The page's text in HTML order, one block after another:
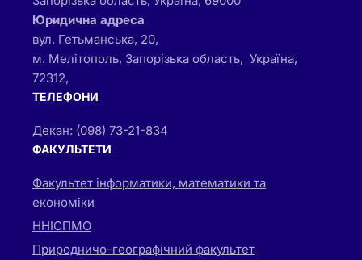
Юридична адреса
вул. Гетьманська, 20,
м. Мелітополь, Запорізька область, Україна,
72312,
ТЕЛЕФОНИ
Декан: (098) 73-21-834
ФАКУЛЬТЕТИ
Факультет інформатики, математики та
економіки
ННІСПМО
Природничо-географічний факультет